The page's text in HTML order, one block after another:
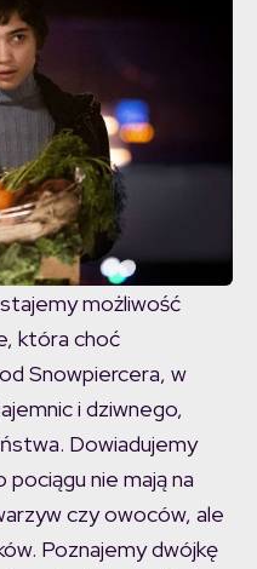
możliwość
która choć
Snowpiercera, w
i dziwnego,
Dowiadujemy
nie mają na
czy owoców, ale
Poznajemy dwójkę